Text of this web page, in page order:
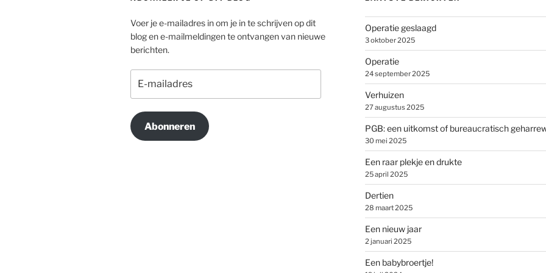
Voer je e-mailadres in om je in te schrijven op dit
blog en e-mailmeldingen te ontvangen van nieuwe
berichten.
mailadres
Abonneren
Operatie geslaagd
3 oktober 2025
Operatie
24 september 2025
Verhuizen
27 augustus 2025
PGB: een uitkomst of bureaucratisch
30 mei 2025
Een raar plekje en drukte
25 april 2025
Dertien
28 maart 2025
Een nieuw jaar
2 januari 2025
Een babybroertje!